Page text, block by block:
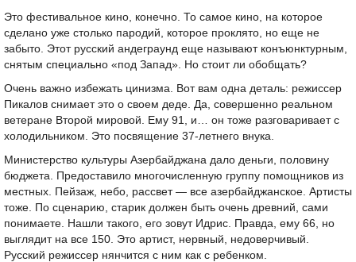
Это фестивальное кино, конечно. То самое кино, на которое
сделано уже столько пародий, которое проклято, но еще не
забыто. Этот русский андеграунд еще называют конъюнктурным,
снятым специально «под Запад». Но стоит ли обобщать?
Очень важно избежать цинизма. Вот вам одна деталь: режиссер
Пикалов снимает это о своем деде. Да, совершенно реальном
ветеране Второй мировой. Ему 91, и… он тоже разговаривает с
холодильником. Это посвящение 37-летнего внука.
Министерство культуры Азербайджана дало деньги, половину
бюджета. Предоставило многочисленную группу помощников из
местных. Пейзаж, небо, рассвет — все азербайджанское. Артисты
тоже. По сценарию, старик должен быть очень древний, сами
понимаете. Нашли такого, его зовут Идрис. Правда, ему 66, но
выглядит на все 150. Это артист, нервный, недоверчивый.
Русский режиссер нянчится с ним как с ребенком.